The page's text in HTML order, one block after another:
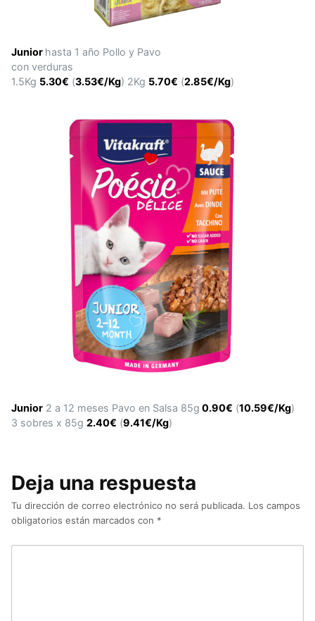
Junior hasta 1 año Pollo y Pavo
con verduras
1.5Kg 5.30€ (3.53€/Kg) 2Kg 5.70€ (2.85€/Kg)
Junior 2 a 12 meses Pavo en Salsa 85g 0.90€ (10.59€/Kg)
3 sobres x 85g 2.40€ (9.41€/Kg)
Deja una respuesta
Tu dirección de correo electrónico no será publicada. Los campos
obligatorios están marcados con *